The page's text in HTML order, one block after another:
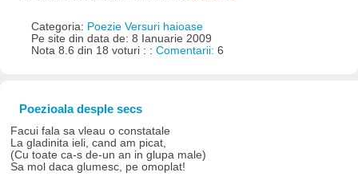
Categoria: Poezie Versuri haioase
Pe site din data de: 8 Ianuarie 2009
Nota 8.6 din 18 voturi : : Comentarii: 6
Poezioala desple secs
Facui fala sa vleau o constatale
La gladinita ieli, cand am picat,
(Cu toate ca-s de-un an in glupa male)
Sa mol daca glumesc, pe omoplat!